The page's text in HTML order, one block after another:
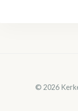
© 2026